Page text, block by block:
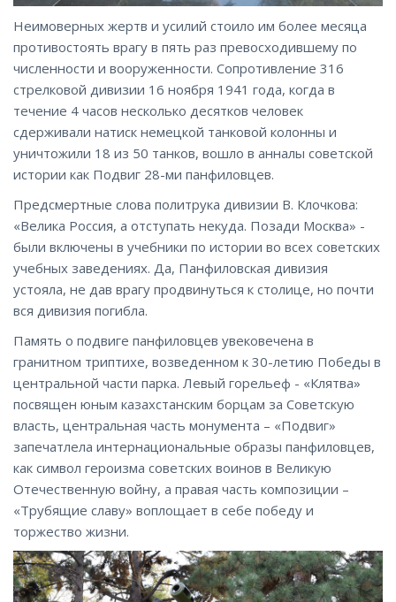
Неимоверных жертв и усилий стоило им более месяца
противостоять врагу в пять раз превосходившему по
численности и вооруженности. Сопротивление 316
стрелковой дивизии 16 ноября 1941 года, когда в
течение 4 часов несколько десятков человек
сдерживали натиск немецкой танковой колонны и
уничтожили 18 из 50 танков, вошло в анналы советской
истории как Подвиг 28-ми панфиловцев.
Предсмертные слова политрука дивизии В. Клочкова:
«Велика Россия, а отступать некуда. Позади Москва» -
были включены в учебники по истории во всех советских
учебных заведениях. Да, Панфиловская дивизия
устояла, не дав врагу продвинуться к столице, но почти
вся дивизия погибла.
Память о подвиге панфиловцев увековечена в
гранитном триптихе, возведенном к 30-летию Победы в
центральной части парка. Левый горельеф - «Клятва»
посвящен юным казахстанским борцам за Советскую
власть, центральная часть монумента – «Подвиг»
запечатлела интернациональные образы панфиловцев,
как символ героизма советских воинов в Великую
Отечественную войну, а правая часть композиции –
«Трубящие славу» воплощает в себе победу и
торжество жизни.